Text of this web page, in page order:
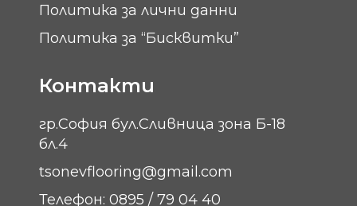
Политика за лични данни
Политика за “Бисквитки”
Контакти
гр.София бул.Сливница зона Б-18
бл.4
tsonevflooring@gmail.com
Телефон: 0895 / 79 04 40